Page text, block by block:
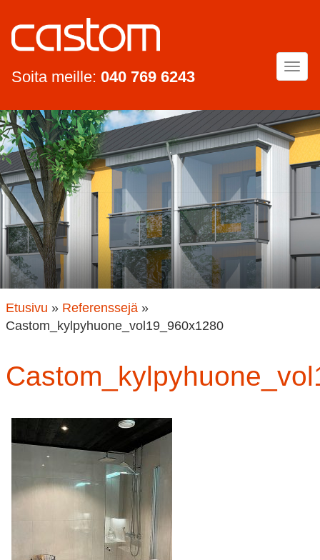
Soita meille: 040 769 6243
Etusivu » Referenssejä»
Castom_kylpyhuone_vol19_960x1280